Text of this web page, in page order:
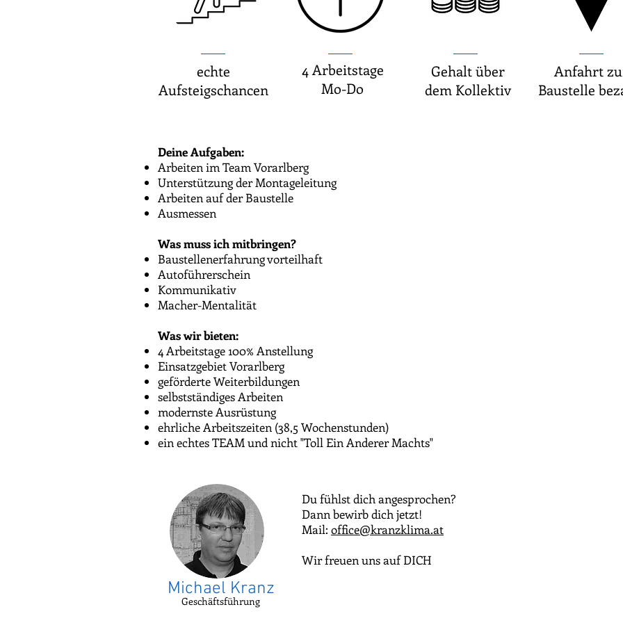
echte
Aufsteigschancen
4 Arbeitstage
Mo-Do
Gehalt über
dem Kollektiv
Anfahrt
Baustelle
Deine Aufgaben:
Arbeiten im Team Vorarlberg
Unterstützung der Montageleitung
Arbeiten auf der Baustelle
Ausmessen
Was muss ich mitbringen?
Baustellenerfahrung vorteilhaft
Autoführerschein
Kommunikativ
Macher-Mentalität
Was wir bieten:
4 Arbeitstage 100% Anstellung
Einsatzgebiet Vorarlberg
geförderte Weiterbildungen
selbstständiges Arbeiten
modernste Ausrüstung
ehrliche Arbeitszeiten (38,5 Wochenstunden)
ein echtes TEAM und nicht "Toll Ein Anderer Machts"
Michael Kranz
Geschäftsführung
Du fühlst dich angesprochen?
Dann bewirb dich jetzt!
Mail: office@kranzklima.at
Wir freuen uns auf DICH